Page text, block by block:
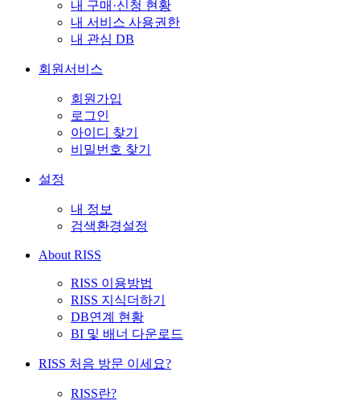
내 구매·신청 현황
내 서비스 사용권한
내 관심 DB
회원서비스
회원가입
로그인
아이디 찾기
비밀번호 찾기
설정
내 정보
검색환경설정
About RISS
RISS 이용방법
RISS 지식더하기
DB연계 현황
BI 및 배너 다운로드
RISS 처음 방문 이세요?
RISS란?